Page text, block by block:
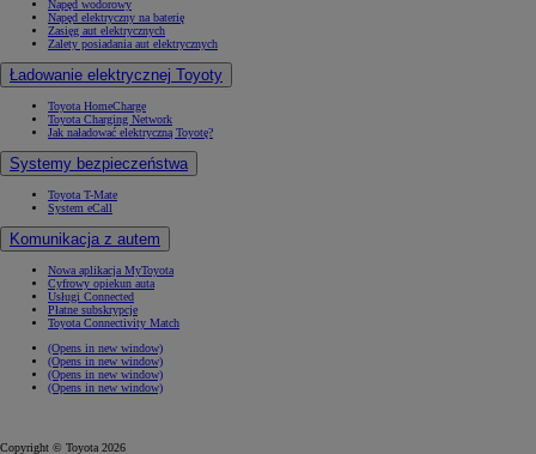
Napęd wodorowy
Napęd elektryczny na baterię
Zasięg aut elektrycznych
Zalety posiadania aut elektrycznych
Ładowanie elektrycznej Toyoty
Toyota HomeCharge
Toyota Charging Network
Jak naładować elektryczną Toyotę?
Systemy bezpieczeństwa
Toyota T-Mate
System eCall
Komunikacja z autem
Nowa aplikacja MyToyota
Cyfrowy opiekun auta
Usługi Connected
Płatne subskrypcje
Toyota Connectivity Match
(Opens in new window)
(Opens in new window)
(Opens in new window)
(Opens in new window)
Copyright © Toyota 2026